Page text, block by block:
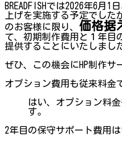
BREADFISHでは2026年6月1
上げを実施する予定でした
のお客様に限り、 価格据
て、初期制作費用と１年目
提供することにいたしまし
ぜひ、この機会にHP制作サ
オプション費用も従来料金
はい、オプション料
す。
2年目の保守サポート費用